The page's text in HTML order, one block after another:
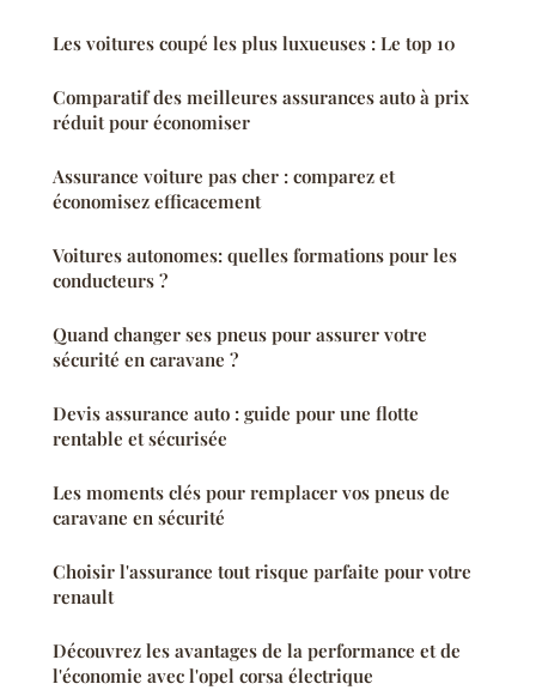
Les voitures coupé les plus luxueuses : Le top 10
Comparatif des meilleures assurances auto à prix
réduit pour économiser
Assurance voiture pas cher : comparez et
économisez efficacement
Voitures autonomes: quelles formations pour les
conducteurs ?
Quand changer ses pneus pour assurer votre
sécurité en caravane ?
Devis assurance auto : guide pour une flotte
rentable et sécurisée
Les moments clés pour remplacer vos pneus de
caravane en sécurité
Choisir l'assurance tout risque parfaite pour votre
renault
Découvrez les avantages de la performance et de
l'économie avec l'opel corsa électrique